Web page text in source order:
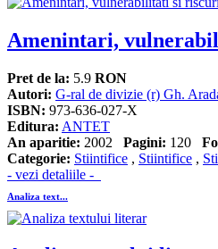
Amenintari,
Pret de la: 5.9 RON
Autori: G-ral de divizie (r) Gh.
ISBN: 973-636-027-X
Editura: ANTET
An aparitie: 2002 Pagini: 120
Categorie: Stiintifice , Stiintifice ,
- vezi detaliile -
Analiza text...